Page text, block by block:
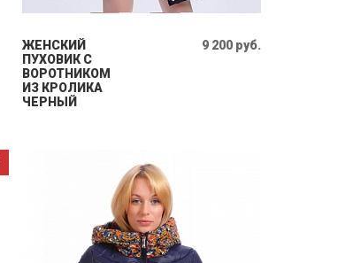
ЖЕНСКИЙ
ПУХОВИК С
ВОРОТНИКОМ
ИЗ КРОЛИКА
ЧЕРНЫЙ
9 200 руб.